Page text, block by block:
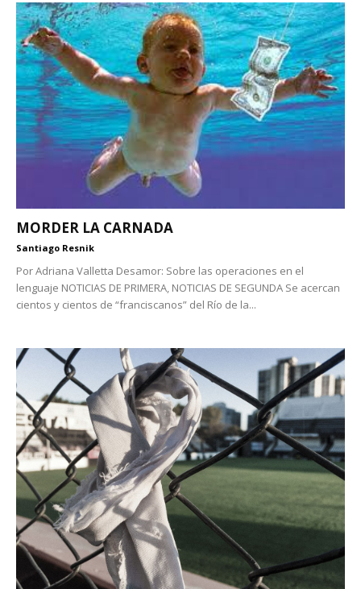
MORDER LA CARNADA
Santiago Resnik
Por Adriana Valletta Desamor: Sobre las operaciones en el
lenguaje NOTICIAS DE PRIMERA, NOTICIAS DE SEGUNDA Se acercan
cientos y cientos de “franciscanos” del Río de la...